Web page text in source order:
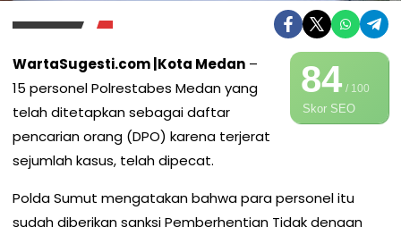
84/ 100
Skor SEO
WartaSugesti.com |Kota Medan –
15 personel Polrestabes Medan yang
telah ditetapkan sebagai daftar
pencarian orang (DPO) karena terjerat
sejumlah kasus, telah dipecat.
Polda Sumut mengatakan bahwa para personel itu
sudah diberikan sanksi Pemberhentian Tidak dengan